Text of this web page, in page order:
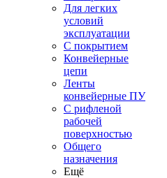
Для легких
условий
эксплуатации
С покрытием
Конвейерные
цепи
Ленты
конвейерные ПУ
С рифленой
рабочей
поверхностью
Общего
назначения
Ещё